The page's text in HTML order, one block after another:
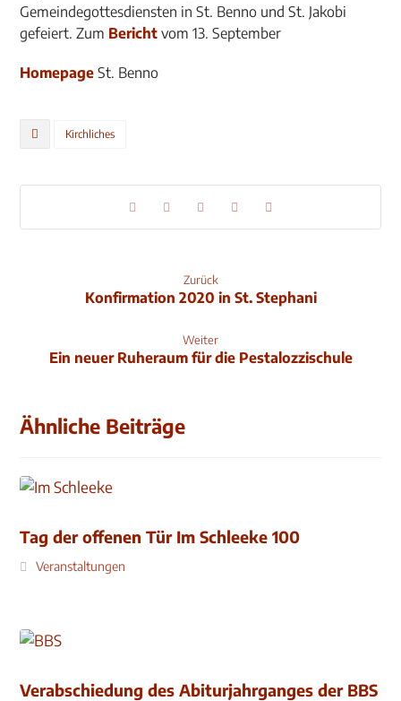
Gemeindegottesdiensten in St. Benno und St. Jakobi
gefeiert. Zum Bericht vom 13. September
Homepage St. Benno
Kirchliches
Zurück
Konfirmation 2020 in St. Stephani
Weiter
Ein neuer Ruheraum für die Pestalozzischule
Ähnliche Beiträge
Tag der offenen Tür Im Schleeke 100
Veranstaltungen
Verabschiedung des Abiturjahrganges der BBS